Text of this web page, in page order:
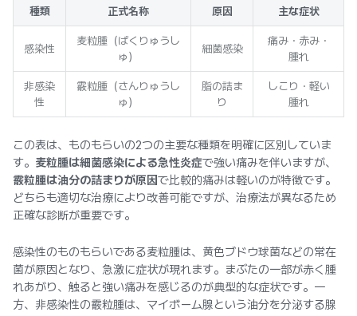
種類 正式名称 原因 主な症状
感染性
麦粒腫（ばくりゅうし
ゅ）
細菌感染
痛み・赤み・
腫れ
非感染
性
霰粒腫（さんりゅうし
ゅ）
脂の詰ま
り
しこり・軽い
腫れ
この表は、ものもらいの2つの主要な種類を明確に区別していま
す。 麦粒腫は細菌感染による急性炎症で強い痛みを伴いますが、
霰粒腫は油分の詰まりが原因で比較的痛みは軽いのが特徴です。
どちらも適切な治療により改善可能ですが、治療法が異なるため
正確な診断が重要です。
感染性のものもらいである麦粒腫は、黄色ブドウ球菌などの常在
菌が原因となり、急激に症状が現れます。まぶたの一部が赤く腫
れあがり、触ると強い痛みを感じるのが典型的な症状です。一
方、非感染性の霰粒腫は、マイボーム腺という油分を分泌する腺